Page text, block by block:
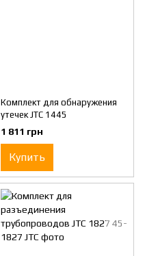
Комплект для обнаружения
утечек JTC 1445
1 811 грн
Купить